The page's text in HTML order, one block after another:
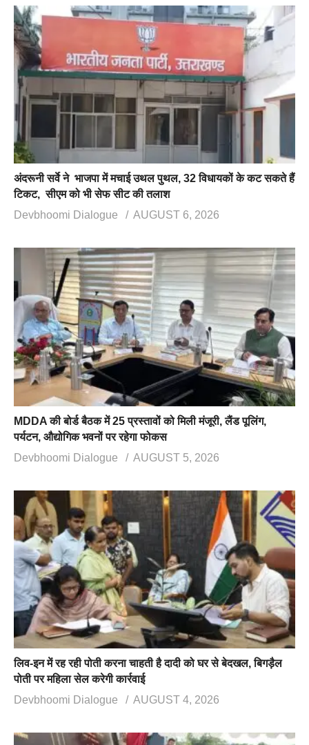
अंदरूनी सर्वे ने भाजपा में मचाई उथल पुथल, 32 विधायकों के कट सकते हैं
टिकट, सीएम को भी सेफ सीट की तलाश
Devbhoomi Dialogue
AUGUST 6, 2026
MDDA की बोर्ड बैठक में 25 प्रस्तावों को मिली मंजूरी, लैंड पूलिंग,
पर्यटन, औद्योगिक भवनों पर रहेगा फोकस
Devbhoomi Dialogue
AUGUST 5, 2026
लिव-इन में रह रही पोती करना चाहती है दादी को घर से बेदखल, बिगड़ैल
पोती पर महिला सेल करेगी कार्रवाई
Devbhoomi Dialogue
AUGUST 4, 2026